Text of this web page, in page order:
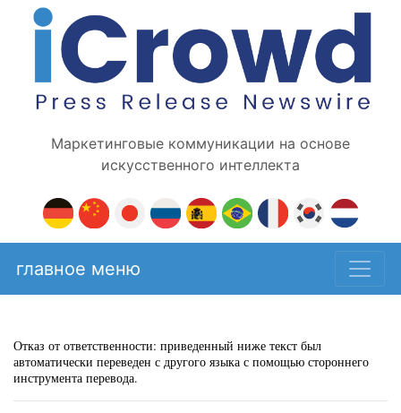
Маркетинговые коммуникации на основе
искусственного интеллекта
главное меню
Отказ от ответственности: приведенный ниже текст был
автоматически переведен с другого языка с помощью стороннего
инструмента перевода.